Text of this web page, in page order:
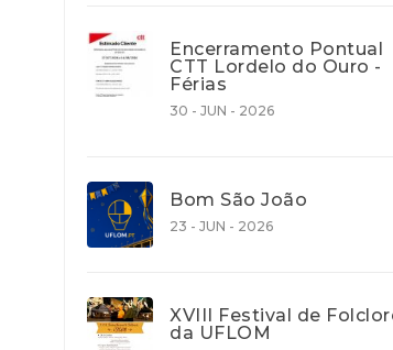
Encerramento Pontual
CTT Lordelo do Ouro -
Férias
30 - JUN - 2026
Bom São João
23 - JUN - 2026
XVIII Festival de
da UFLOM